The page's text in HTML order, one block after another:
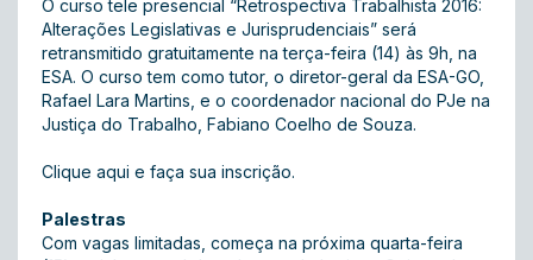
O curso tele presencial “Retrospectiva Trabalhista 2016:
Alterações Legislativas e Jurisprudenciais” será
retransmitido gratuitamente na terça-feira (14) às 9h, na
ESA. O curso tem como tutor, o diretor-geral da ESA-GO,
Rafael Lara Martins, e o coordenador nacional do PJe na
Justiça do Trabalho, Fabiano Coelho de Souza.
Clique aqui e faça sua inscrição.
Palestras
Com vagas limitadas, começa na próxima quarta-feira